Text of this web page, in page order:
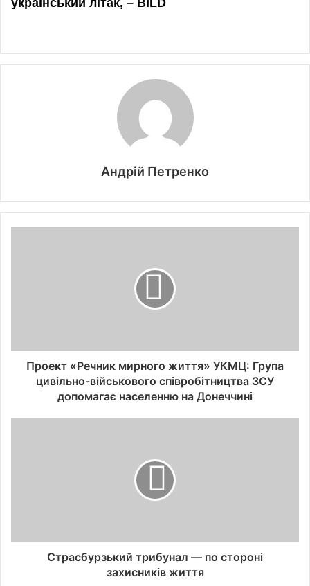
Андрій Петренко
Проект «Речник мирного життя» УКМЦ: Група
цивільно-військового співробітництва ЗСУ
допомагає населенню на Донеччині
Страсбурзький трибунал — по стороні
захисників життя